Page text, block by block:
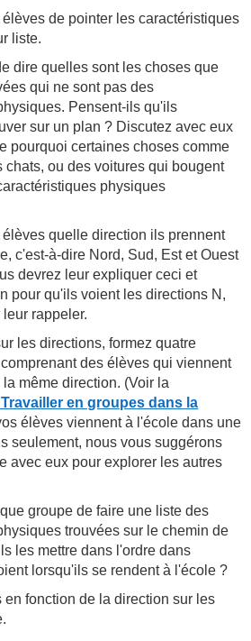
de pointer les caractéristiques
liste.
dire quelles sont les choses que
qui ne sont pas des
Pensent-ils qu'ils
sur un plan ? Discutez avec eux
pourquoi certaines choses comme
chats, ou des voitures qui bougent
physiques
quelle direction ils prennent
c'est-à-dire Nord, Sud, Est et Ouest
devrez leur expliquer ceci et
pour qu'ils voient les directions N,
rappeler.
les directions, formez quatre
des élèves qui viennent
même direction. (Voir la
en groupes dans la
élèves viennent à l'école dans une
seulement, nous vous suggérons
avec eux pour explorer les autres
groupe de faire une liste des
trouvées sur le chemin de
les mettre dans l'ordre dans
lorsqu'ils se rendent à l'école ?
en fonction de la direction sur les